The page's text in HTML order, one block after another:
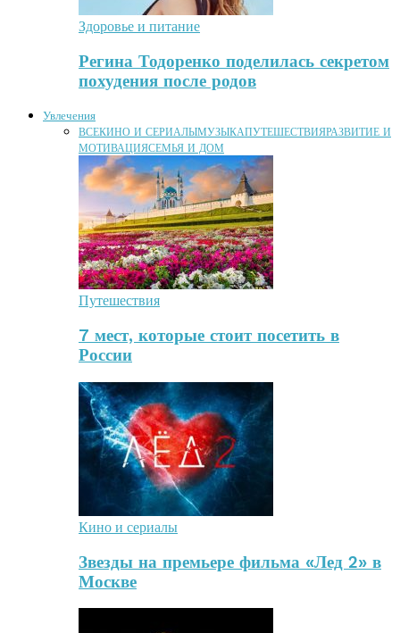
Здоровье и питание
Регина Тодоренко поделилась секретом
похудения после родов
Увлечения
ВСЕКИНО И СЕРИАЛЫМУЗЫКАПУТЕШЕСТВИЯРАЗВИТИЕ И
МОТИВАЦИЯСЕМЬЯ И ДОМ
Путешествия
7 мест, которые стоит посетить в
России
Кино и сериалы
Звезды на премьере фильма «Лед 2» в
Москве